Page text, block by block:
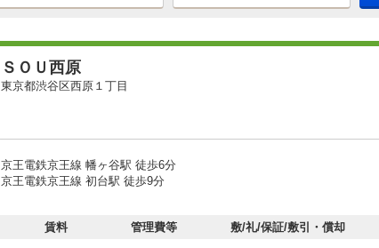
ＳＯＵ西原
東京都渋谷区西原１丁目
京王電鉄京王線 幡ヶ谷駅 徒歩6分
京王電鉄京王線 初台駅 徒歩9分
賃料 管理費等 敷/礼/保証/敷引・償却